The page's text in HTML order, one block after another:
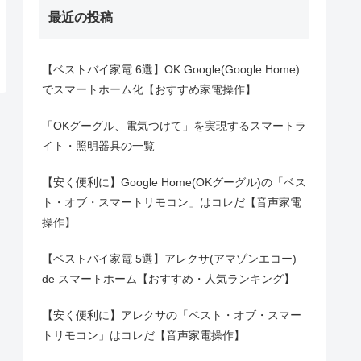
最近の投稿
【ベストバイ家電 6選】OK Google(Google Home)
でスマートホーム化【おすすめ家電操作】
「OKグーグル、電気つけて」を実現するスマートラ
イト・照明器具の一覧
【安く便利に】Google Home(OKグーグル)の「ベス
ト・オブ・スマートリモコン」はコレだ【音声家電
操作】
【ベストバイ家電 5選】アレクサ(アマゾンエコー)
de スマートホーム【おすすめ・人気ランキング】
【安く便利に】アレクサの「ベスト・オブ・スマー
トリモコン」はコレだ【音声家電操作】